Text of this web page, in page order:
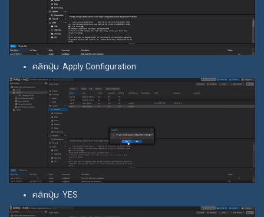
คลิกปุ่ม Apply Configuration
คลิกปุ่ม YES